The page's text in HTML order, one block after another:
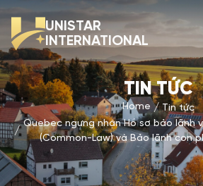
UNISTAR
INTERNATIONAL
TIN TỨC
Home
Tin tức
Quebec ngưng nhận Hồ sơ bảo lãnh
(Common-Law) và Bảo lãnh con